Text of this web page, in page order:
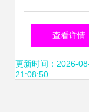
品加工领域
用与信息技术
查看详情
更新时间：2026-
21:08:50